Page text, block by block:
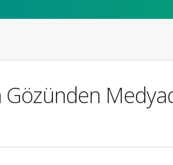
Gözünden